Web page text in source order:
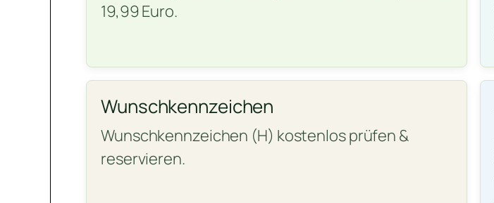
19,99 Euro.
Wunschkennzeichen
Wunschkennzeichen (H) kostenlos prüfen &
reservieren.